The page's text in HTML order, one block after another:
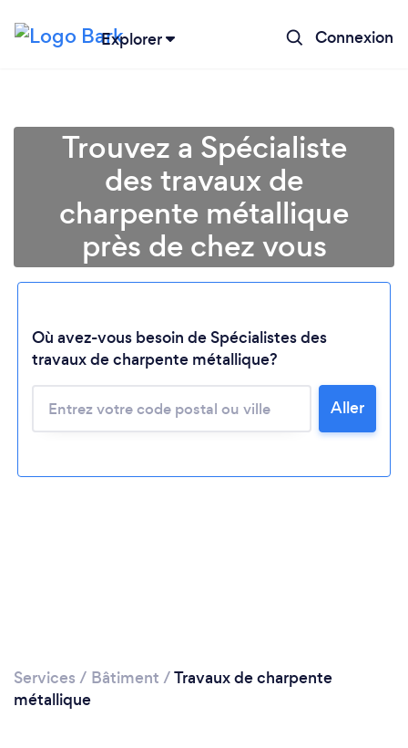
Explorer Connexion
Chargement...
Trouvez a Spécialiste
des travaux de
charpente métallique
près de chez vous
Où avez-vous besoin de Spécialistes des
travaux de charpente métallique?
Aller
Services / Bâtiment /Travaux de charpente
métallique